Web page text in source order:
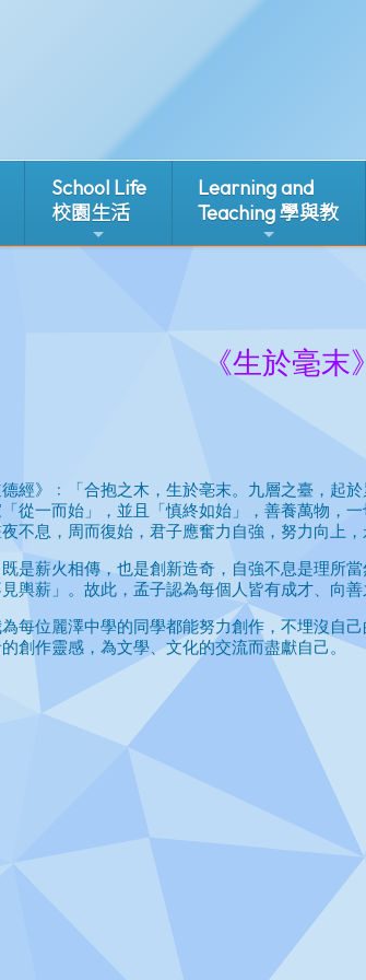
School Life
校園生活
Learning and
Teaching 學與教